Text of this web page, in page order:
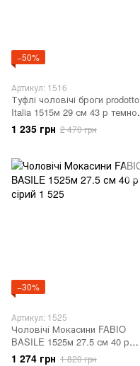
−50%
Артикул: 1516
Туфлі чоловічі броги prodotto
Italia 1515м 29 см 43 р темно-
сірий 1516
1 235 грн 2 470 грн
−30%
Артикул: 1525
Чоловічі Мокасини FABIO
BASILE 1525м 27.5 см 40 р
сірий 1 525
1 274 грн 1 820 грн